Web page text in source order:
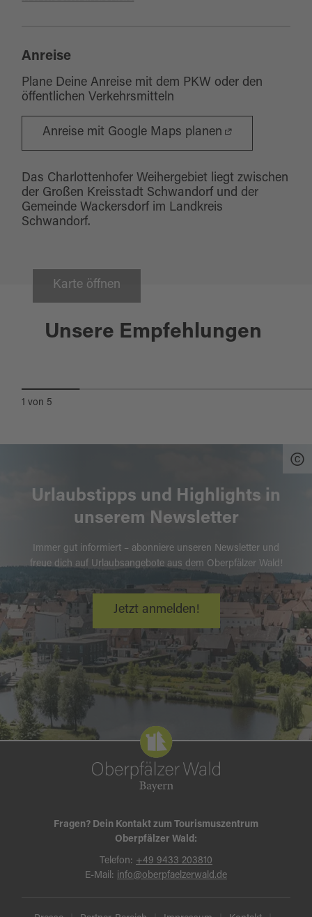
Anreise
Plane Deine Anreise mit dem PKW oder den
öffentlichen Verkehrsmitteln
Anreise mit Google Maps planen
Das Charlottenhofer Weihergebiet liegt zwischen
der Großen Kreisstadt Schwandorf und der
Gemeinde Wackersdorf im Landkreis
Schwandorf.
Karte öffnen
Unsere Empfehlungen
Wackersdorf
ERLEBNISPARK WASSER-FISCH-
1 von 5
Urlaubstipps und Highlights in
unserem Newsletter
Immer gut informiert – abonniere unseren Newsletter und
freue dich auf Urlaubsangebote aus dem Oberpfälzer Wald!
Jetzt anmelden!
Fragen? Dein Kontakt zum Tourismuszentrum
Oberpfälzer Wald:
Telefon: +49 9433 203810
E-Mail: info@oberpfaelzerwald.de